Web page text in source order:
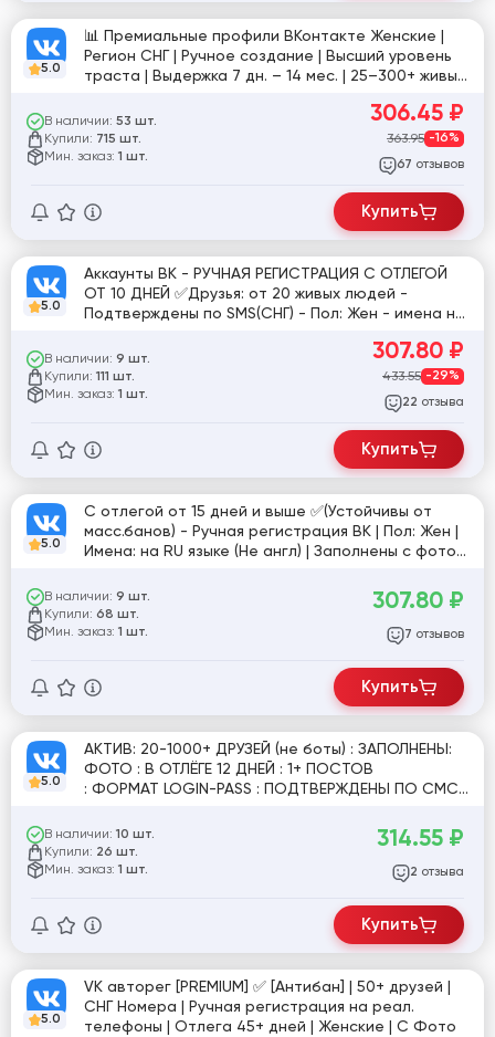
5.0
📊 Премиальные профили ВКонтакте Женские |
Регион СНГ | Ручное создание | Высший уровень
траста | Выдержка 7 дн. – 14 мес. | 25–300+ живых
В наличии: 53 шт.
Купили: 715 шт.
Мин. заказ: 1 шт.
306.45 ₽
363.95 -16%
67 отзывов
Купить
5.0
Аккаунты ВК - РУЧНАЯ РЕГИСТРАЦИЯ С ОТЛЕГОЙ
ОТ 10 ДНЕЙ ✅Друзья: от 20 живых людей -
Подтверждены по SMS(СНГ) - Пол: Жен - имена на
В наличии: 9 шт.
Купили: 111 шт.
Мин. заказ: 1 шт.
307.80 ₽
433.55 -29%
22 отзыва
Купить
5.0
C отлегой от 15 дней и выше ✅(Устойчивы от
масс.банов) - Ручная регистрация ВК | Пол: Жен |
Имена: на RU языке (Не англ) | Заполнены с фото
В наличии: 9 шт.
Купили: 68 шт.
Мин. заказ: 1 шт.
307.80 ₽
7 отзывов
Купить
5.0
АКТИВ: 20-1000+ ДРУЗЕЙ (не боты) : ЗАПОЛНЕНЫ:
ФОТО : В ОТЛЁГЕ 12 ДНЕЙ : 1+ ПОСТОВ
: ФОРМАТ LOGIN-PASS : ПОДТВЕРЖДЕНЫ ПО СМС :
В наличии: 10 шт.
Купили: 26 шт.
Мин. заказ: 1 шт.
314.55 ₽
2 отзыва
Купить
5.0
VK авторег [PREMIUM] ✅ [Антибан] | 50+ друзей |
СНГ Номера | Ручная регистрация на реал.
телефоны | Отлега 45+ дней | Женские | С Фото